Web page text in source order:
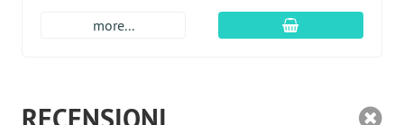
more... aggiungi al